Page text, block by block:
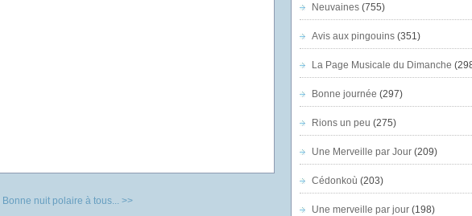
Bonne nuit polaire à tous... >>
Neuvaines(755)
Avis aux pingouins(351)
La Page Musicale du Dimanche
Bonne journée (297)
Rions un peu (275)
Une Merveille par Jour(209)
Cédonkoù (203)
Une merveille par jour(198)